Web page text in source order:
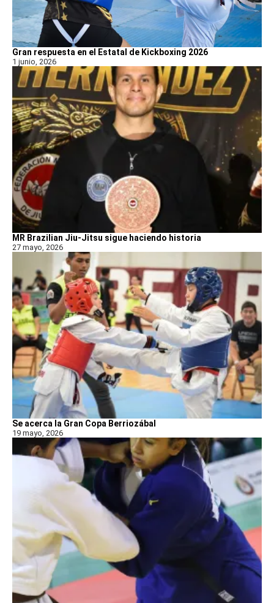
Gran respuesta en el Estatal de Kickboxing 2026
1 junio, 2026
MR Brazilian Jiu-Jitsu sigue haciendo historia
27 mayo, 2026
Se acerca la Gran Copa Berriozábal
19 mayo, 2026